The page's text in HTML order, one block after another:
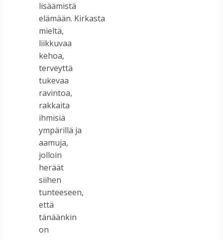
lisäämistä
elämään. Kirkasta
mieltä,
liikkuvaa
kehoa,
terveyttä
tukevaa
ravintoa,
rakkaita
ihmisiä
ympärillä ja
aamuja,
jolloin
heräät
siihen
tunteeseen,
että
tänäänkin
on